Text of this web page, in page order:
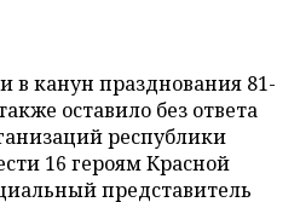
канун празднования 81-
оставило без ответа
республики
16 героям Красной
представитель